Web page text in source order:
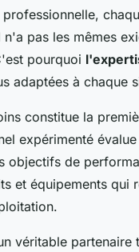
pas les mêmes
pourquoi
adaptées à chaque
constitue la
expérimenté
objectifs de
et équipements qui
véritable